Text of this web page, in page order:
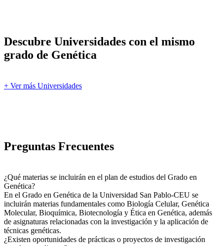
Descubre Universidades con el mismo
grado de Genética
+ Ver más Universidades
Preguntas Frecuentes
¿Qué materias se incluirán en el plan de estudios del Grado en
Genética?
En el Grado en Genética de la Universidad San Pablo-CEU se
incluirán materias fundamentales como Biología Celular, Genética
Molecular, Bioquímica, Biotecnología y Ética en Genética, además
de asignaturas relacionadas con la investigación y la aplicación de
técnicas genéticas.
¿Existen oportunidades de prácticas o proyectos de investigación